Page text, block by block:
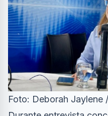
Foto: Deborah Jaylene